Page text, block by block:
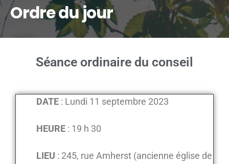
Ordre du jour
Séance ordinaire du conseil
DATE : Lundi 11 septembre 2023
HEURE : 19 h 30
LIEU : 245, rue Amherst (ancienne église de